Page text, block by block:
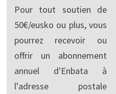
Pour tout soutien de
50€/eusko ou plus, vous
pourrez recevoir ou
offrir un abonnement
annuel d'Enbata à
l'adresse postale